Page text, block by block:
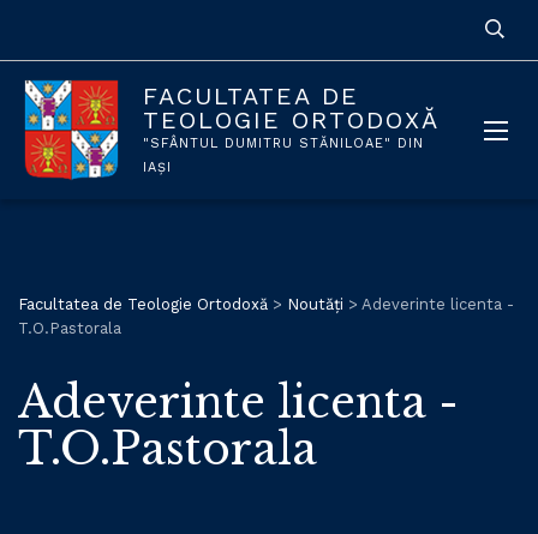
FACULTATEA DE
TEOLOGIE ORTODOXĂ
"SFÂNTUL DUMITRU STĂNILOAE" DIN
IAȘI
Facultatea de Teologie Ortodoxă > Noutăți > Adeverinte licenta -
T.O.Pastorala
Adeverinte licenta -
T.O.Pastorala